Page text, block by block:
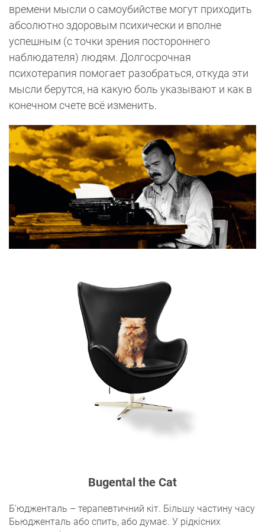
времени мысли о самоубийстве могут приходить
абсолютно здоровым психически и вполне
успешным (с точки зрения постороннего
наблюдателя) людям. Долгосрочная
психотерапия помогает разобраться, откуда эти
мысли берутся, на какую боль указывают и как в
конечном счете всё изменить.
Bugental the Cat
Б'юдженталь – терапевтичний кіт. Більшу частину часу
Бьюдженталь або спить, або думає. У рідкісних